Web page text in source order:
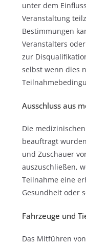
unter dem
Veranstaltung
Bestimmungen
Veranstalters
zur
selbst wenn dies
Ausschluss aus
Die
beauftragt
und Zuschauer
auszuschließen,
Teilnahme eine
Gesundheit oder
Fahrzeuge und
Das Mitführen